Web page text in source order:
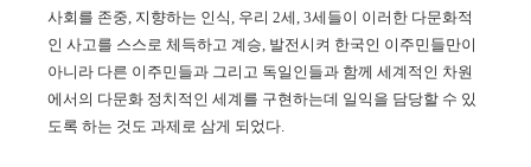
사회를 존중, 지향하는 인식, 우리 2세, 3세들이 이러한 다문화적
인 사고를 스스로 체득하고 계승, 발전시켜 한국인 이주민들만이
아니라 다른 이주민들과 그리고 독일인들과 함께 세계적인 차원
에서의 다문화 정치적인 세계를 구현하는데 일익을 담당할 수 있
도록 하는 것도 과제로 삼게 되었다.